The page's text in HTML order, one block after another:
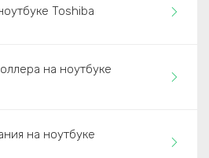
Toshiba
на ноутбуке
на ноутбуке